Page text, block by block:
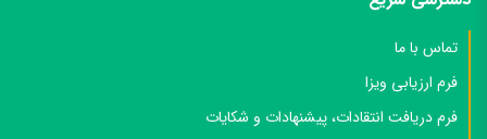
تماس با ما
فرم ارزیابی ویزا
فرم دریافت انتقادات، پیشنهادات و شکایات